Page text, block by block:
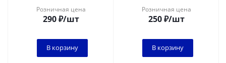
Розничная цена
290₽/шт
В корзину
Розничная цена
250₽/шт
В корзину